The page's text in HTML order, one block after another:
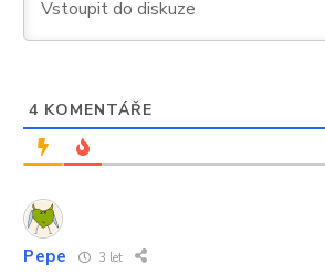
4 KOMENTÁŘE
Pepe 3 let